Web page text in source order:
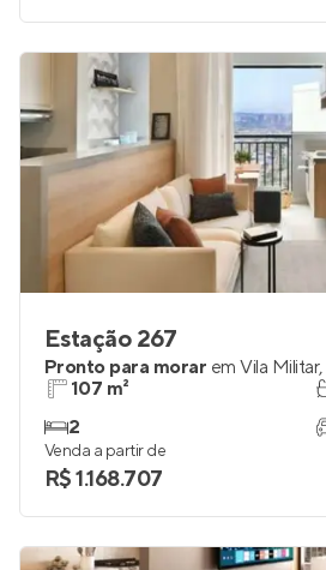
Estação 267
Pronto para morar em Vila Militar,
107 m²
2
Venda a partir de
R$ 1.168.707